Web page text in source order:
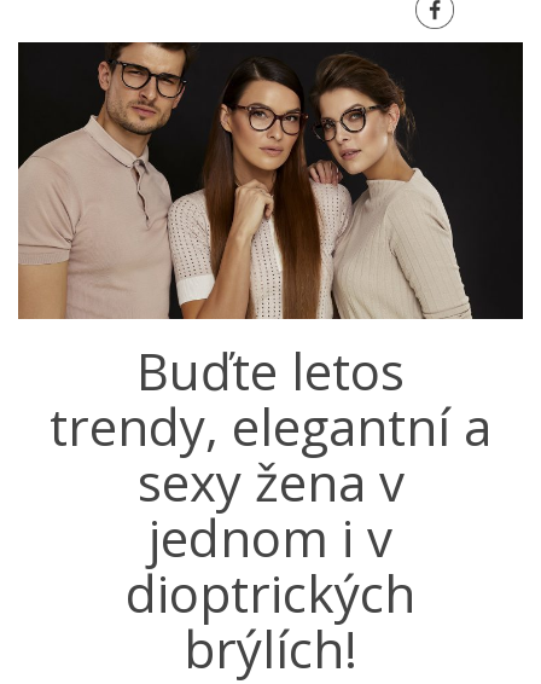
Buďte letos
trendy, elegantní a
sexy žena v
jednom i v
dioptrických
brýlích!